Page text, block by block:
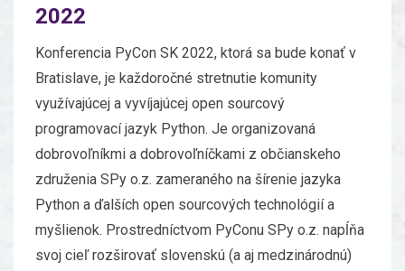
2022
Konferencia PyCon SK 2022, ktorá sa bude konať v
Bratislave, je každoročné stretnutie komunity
využívajúcej a vyvíjajúcej open sourcový
programovací jazyk Python. Je organizovaná
dobrovoľníkmi a dobrovoľníčkami z občianskeho
združenia SPy o.z. zameraného na šírenie jazyka
Python a ďalších open sourcových technológií a
myšlienok. Prostredníctvom PyConu SPy o.z. napĺňa
svoj cieľ rozširovať slovenskú (a aj medzinárodnú)